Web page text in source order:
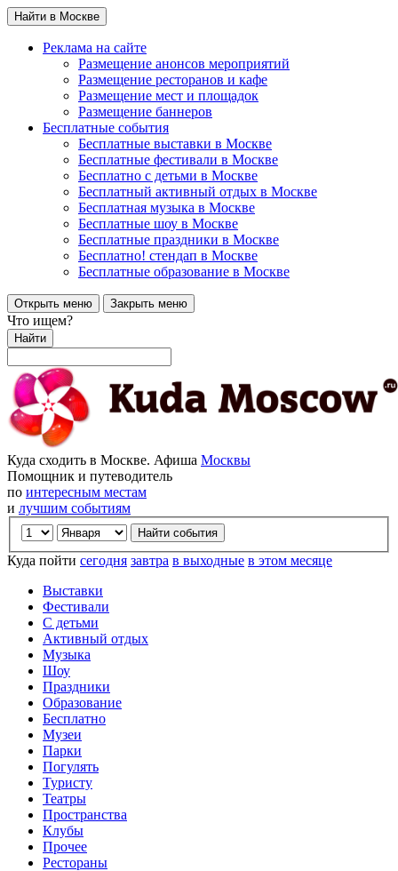
Найти в Москве
Реклама на сайте
Размещение анонсов мероприятий
Размещение ресторанов и кафе
Размещение мест и площадок
Размещение баннеров
Бесплатные события
Бесплатные выставки в Москве
Бесплатные фестивали в Москве
Бесплатно с детьми в Москве
Бесплатный активный отдых в Москве
Бесплатная музыка в Москве
Бесплатные шоу в Москве
Бесплатные праздники в Москве
Бесплатно! стендап в Москве
Бесплатные образование в Москве
Открыть меню Закрыть меню
Что ищем?
Найти
Куда сходить в Москве. Афиша Москвы
Помощник и путеводитель
по интересным местам
и лучшим событиям
Куда пойти сегодня завтра в выходные в этом месяце
Выставки
Фестивали
С детьми
Активный отдых
Музыка
Шоу
Праздники
Образование
Бесплатно
Музеи
Парки
Погулять
Туристу
Театры
Пространства
Клубы
Прочее
Рестораны